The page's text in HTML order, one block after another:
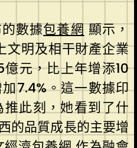
數據包養網顯示，
文明及相干財產企業
億元，比上年增添10
7.4%。這一數據印
此刻，她看到了什
的品質成長的主要增